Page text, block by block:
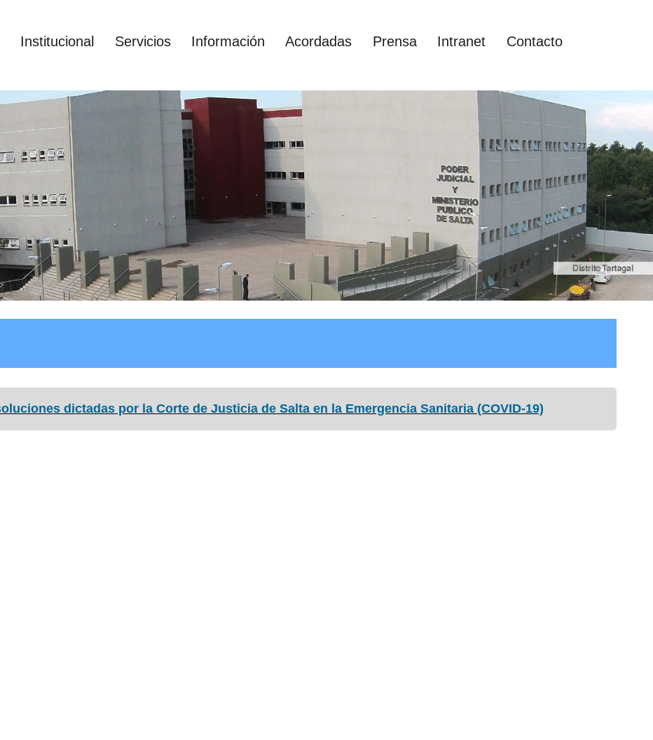
Institucional Servicios Información Acordadas Prensa Intranet Contacto
dictadas por la Corte de Justicia de Salta en la Emergencia Sanitaria (COVID-19)